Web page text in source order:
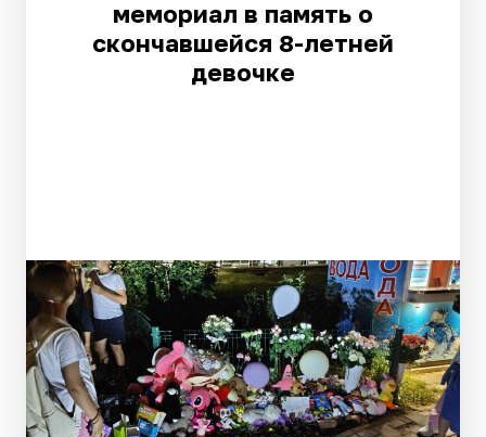
мемориал в память о
скончавшейся 8-летней
девочке